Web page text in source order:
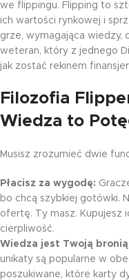
we flippingu. Flipping to
ich wartości rynkowej i
grze, wymagająca wiedzy,
weteran, który z jednego
jak zostać rekinem
Filozofia
Wiedza to
Musisz zrozumieć dwie
Płacisz za wygodę:
bo chcą szybkiej gotówki.
ofertę. Ty masz. Kupujesz
cierpliwość.
Wiedza jest Twoją
unikaty są popularne w
poszukiwane, które karty